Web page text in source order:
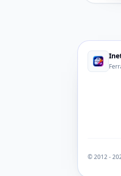
© 2012 -